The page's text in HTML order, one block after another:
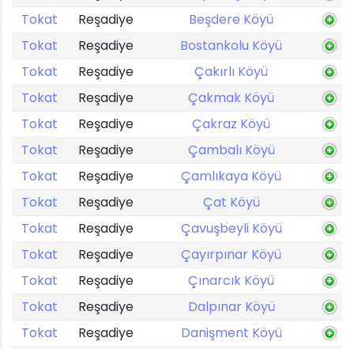
Tokat
Reşadiye
Beşdere Köyü
Tokat
Reşadiye
Bostankolu Köyü
Tokat
Reşadiye
Çakırlı Köyü
Tokat
Reşadiye
Çakmak Köyü
Tokat
Reşadiye
Çakraz Köyü
Tokat
Reşadiye
Çambalı Köyü
Tokat
Reşadiye
Çamlıkaya Köyü
Tokat
Reşadiye
Çat Köyü
Tokat
Reşadiye
Çavuşbeyli Köyü
Tokat
Reşadiye
Çayırpınar Köyü
Tokat
Reşadiye
Çınarcık Köyü
Tokat
Reşadiye
Dalpınar Köyü
Tokat
Reşadiye
Danişment Köyü